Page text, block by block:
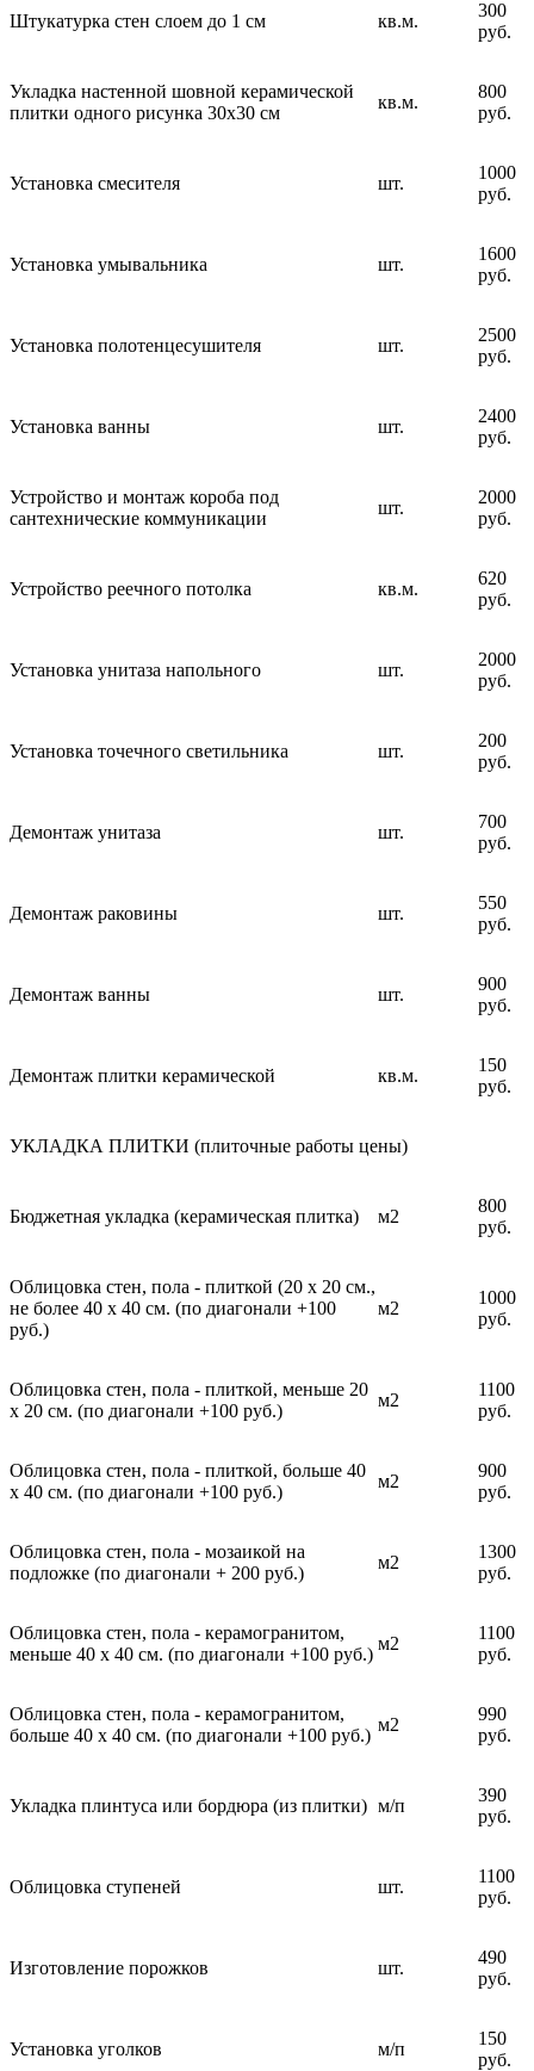
Штукатурка стен слоем до 1 см кв.м.
300
руб.
Укладка настенной шовной керамической
плитки одного рисунка 30х30 см
кв.м.
800
руб.
Установка смесителя шт.
1000
руб.
Установка умывальника шт.
1600
руб.
Установка полотенцесушителя шт.
2500
руб.
Установка ванны шт.
2400
руб.
Устройство и монтаж короба под
сантехнические коммуникации
шт.
2000
руб.
Устройство реечного потолка кв.м.
620
руб.
Установка унитаза напольного шт.
2000
руб.
Установка точечного светильника шт.
200
руб.
Демонтаж унитаза шт.
700
руб.
Демонтаж раковины шт.
550
руб.
Демонтаж ванны шт.
900
руб.
Демонтаж плитки керамической кв.м.
150
руб.
УКЛАДКА ПЛИТКИ (плиточные работы цены)
Бюджетная укладка (керамическая плитка) м2
800
руб.
Облицовка стен, пола - плиткой (20 х 20 см.,
не более 40 х 40 см. (по диагонали +100
руб.)
м2
1000
руб.
Облицовка стен, пола - плиткой, меньше 20
х 20 см. (по диагонали +100 руб.)
м2
1100
руб.
Облицовка стен, пола - плиткой, больше 40
х 40 см. (по диагонали +100 руб.)
м2
900
руб.
Облицовка стен, пола - мозаикой на
подложке (по диагонали + 200 руб.)
м2
1300
руб.
Облицовка стен, пола - керамогранитом,
меньше 40 х 40 см. (по диагонали +100 руб.)
м2
1100
руб.
Облицовка стен, пола - керамогранитом,
больше 40 х 40 см. (по диагонали +100 руб.)
м2
990
руб.
Укладка плинтуса или бордюра (из плитки) м/п
390
руб.
Облицовка ступеней шт.
1100
руб.
Изготовление порожков шт.
490
руб.
Установка уголков м/п
150
руб.